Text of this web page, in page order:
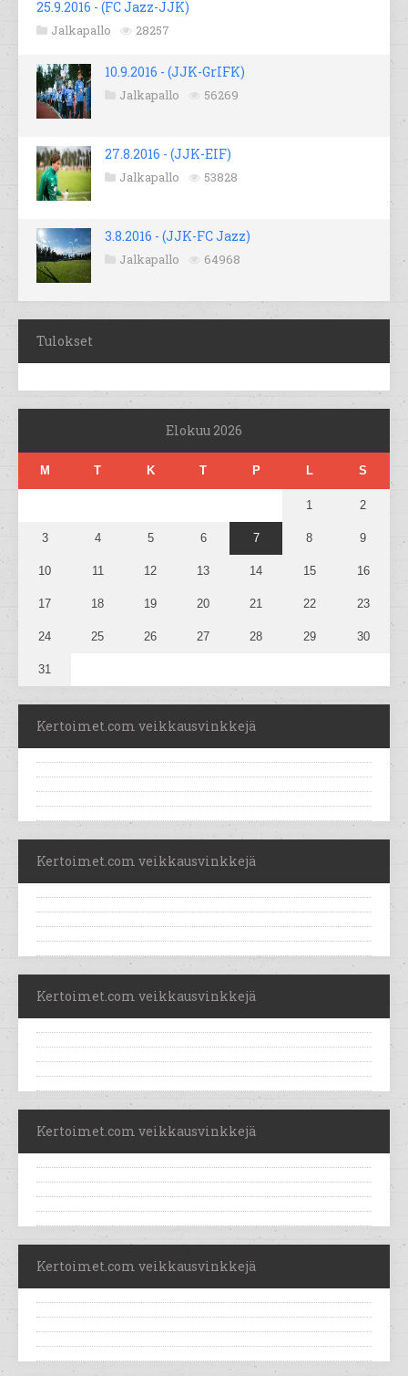
25.9.2016 - (FC Jazz-JJK)
Jalkapallo 28257
10.9.2016 - (JJK-GrIFK)
Jalkapallo 56269
27.8.2016 - (JJK-EIF)
Jalkapallo 53828
3.8.2016 - (JJK-FC Jazz)
Jalkapallo 64968
Tulokset
Elokuu 2026
M T K T P L S
1 2
3 4 5 6 7 8 9
10 11 12 13 14 15 16
17 18 19 20 21 22 23
24 25 26 27 28 29 30
31
Kertoimet.com veikkausvinkkejä
Kertoimet.com veikkausvinkkejä
Kertoimet.com veikkausvinkkejä
Kertoimet.com veikkausvinkkejä
Kertoimet.com veikkausvinkkejä